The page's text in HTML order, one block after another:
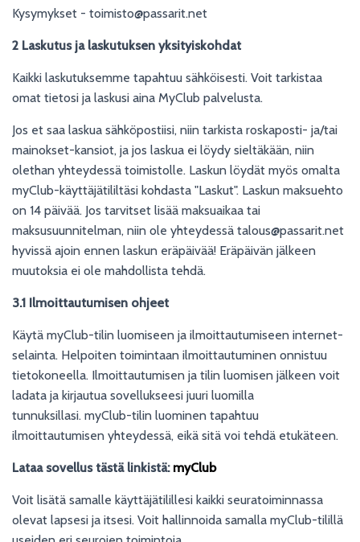
Kysymykset - toimisto@passarit.net
2 Laskutus ja laskutuksen yksityiskohdat
Kaikki laskutuksemme tapahtuu sähköisesti. Voit tarkistaa
omat tietosi ja laskusi aina MyClub palvelusta.
Jos et saa laskua sähköpostiisi, niin tarkista roskaposti- ja/tai
mainokset-kansiot, ja jos laskua ei löydy sieltäkään, niin
olethan yhteydessä toimistolle. Laskun löydät myös omalta
myClub-käyttäjätililtäsi kohdasta "Laskut". Laskun maksuehto
on 14 päivää. Jos tarvitset lisää maksuaikaa tai
maksusuunnitelman, niin ole yhteydessä talous@passarit.net
hyvissä ajoin ennen laskun eräpäivää! Eräpäivän jälkeen
muutoksia ei ole mahdollista tehdä.
3.1 Ilmoittautumisen ohjeet
Käytä myClub-tilin luomiseen ja ilmoittautumiseen internet-
selainta. Helpoiten toimintaan ilmoittautuminen onnistuu
tietokoneella. Ilmoittautumisen ja tilin luomisen jälkeen voit
ladata ja kirjautua sovellukseesi juuri luomilla
tunnuksillasi. myClub-tilin luominen tapahtuu
ilmoittautumisen yhteydessä, eikä sitä voi tehdä etukäteen.
Lataa sovellus tästä linkistä: myClub
Voit lisätä samalle käyttäjätilillesi kaikki seuratoiminnassa
olevat lapsesi ja itsesi. Voit hallinnoida samalla myClub-tilillä